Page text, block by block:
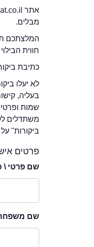
מבלים.
המלצתכם
חווית
כתיבת
לא יעלו
בעליה,
שמות
משתדלים
ביקורות"
פרטים
שם פרטי \
שם